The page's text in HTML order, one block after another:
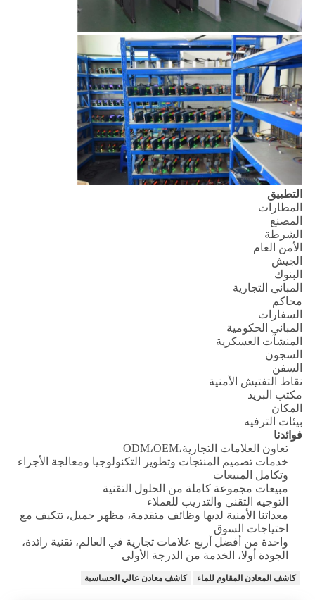
التطبيق
المطارات
المصنع
الشرطة
الأمن العام
الجيش
البنوك
المباني التجارية
محاكم
السفارات
المباني الحكومية
المنشآت العسكرية
السجون
السفن
نقاط التفتيش الأمنية
مكتب البريد
المكان
بيئات الترفيه
فوائدنا
تعاون العلامات التجارية،ODM،OEM
خدمات تصميم المنتجات وتطوير التكنولوجيا ومعالجة الأجزاء
وتكامل المبيعات
مبيعات مجموعة كاملة من الحلول التقنية
التوجيه التقني والتدريب للعملاء
معداتنا الأمنية لديها وظائف متقدمة، مظهر جميل، تتكيف مع
احتياجات السوق
واحدة من أفضل أربع علامات تجارية في العالم، تقنية رائدة،
الجودة أولا، الخدمة من الدرجة الأولى
كاشف المعادن المقاوم للماء كاشف معادن عالي الحساسية